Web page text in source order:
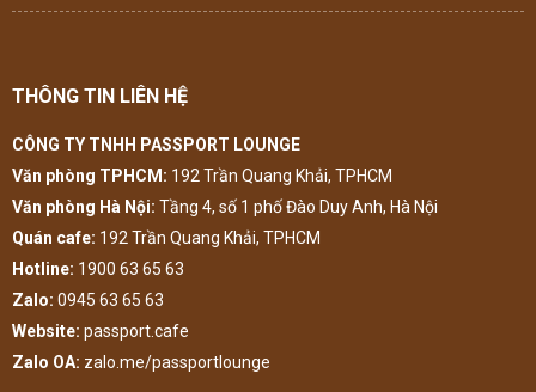
THÔNG TIN LIÊN HỆ
CÔNG TY TNHH PASSPORT LOUNGE
Văn phòng TPHCM: 192 Trần Quang Khải, TPHCM
Văn phòng Hà Nội: Tầng 4, số 1 phố Đào Duy Anh, Hà Nội
Quán cafe: 192 Trần Quang Khải, TPHCM
Hotline: 1900 63 65 63
Zalo: 0945 63 65 63
Website: passport.cafe
Zalo OA: zalo.me/passportlounge